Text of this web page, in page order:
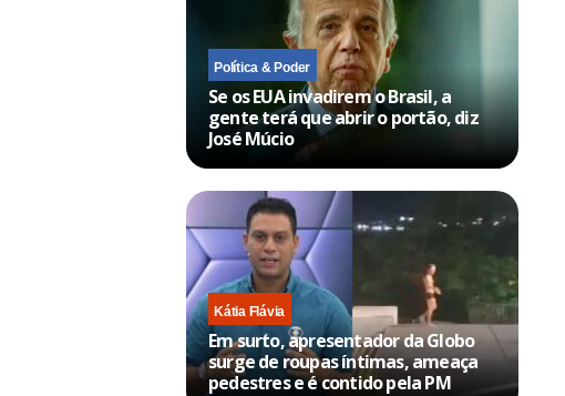
Política & Poder
Se os EUA invadirem o Brasil, a
gente terá que abrir o portão, diz
José Múcio
Kátia Flávia
Em surto, apresentador da Globo
surge de roupas íntimas, ameaça
pedestres e é contido pela PM